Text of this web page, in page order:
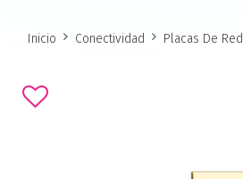
Inicio Conectividad Placas De Red